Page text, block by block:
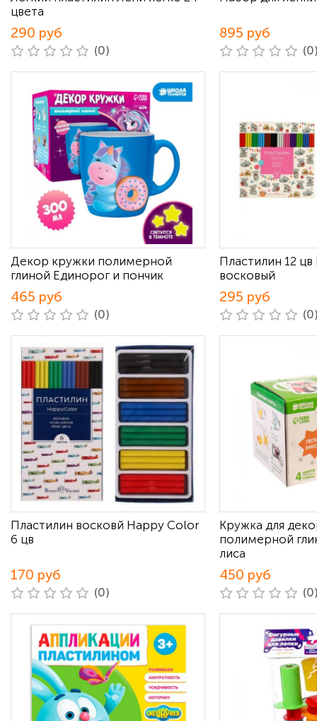
цвета
290 руб
(0)
895 руб
Декор кружки полимерной
глиной Единорог и пончик
465 руб
(0)
Пластилин 12
восковый
295 руб
Пластилин восковй Happy Color
6 цв
170 руб
(0)
Кружка для
полимерной
лиса
450 руб